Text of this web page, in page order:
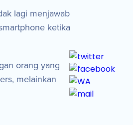
lagi menjawab
ketika
orang yang
melainkan